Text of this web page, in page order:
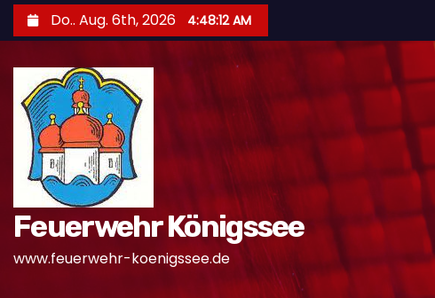
u
Do.. Aug. 6th, 2026 4:48:14 AM
Feuerwehr Königssee
www.feuerwehr-koenigssee.de